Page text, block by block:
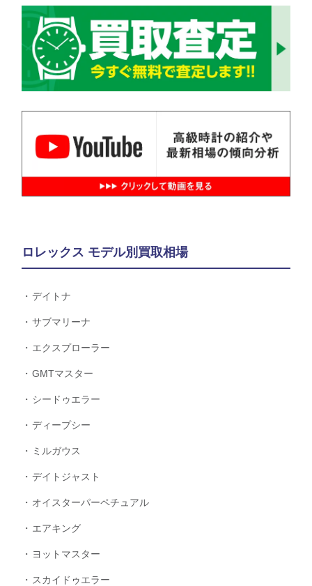
ロレックス モデル別買取相場
デイトナ
サブマリーナ
エクスプローラー
GMTマスター
シードゥエラー
ディープシー
ミルガウス
デイトジャスト
オイスターパーペチュアル
エアキング
ヨットマスター
スカイドゥエラー